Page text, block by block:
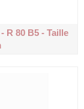
R 80B5 - Taille